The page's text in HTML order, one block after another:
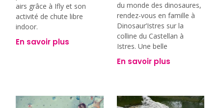
airs grâce à Ifly et son
activité de chute libre
indoor.
En savoir plus
du monde des dinosaures,
rendez-vous en famille à
Dinosaur’Istres sur la
colline du Castellan à
Istres. Une belle
En savoir plus